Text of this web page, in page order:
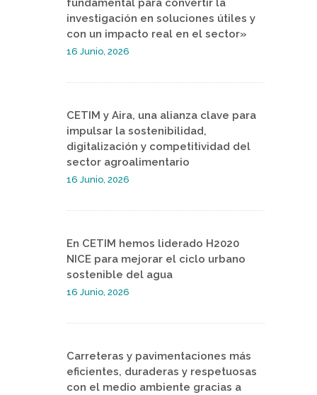
fundamental para convertir la
investigación en soluciones útiles y
con un impacto real en el sector»
16 Junio, 2026
CETIM y Aira, una alianza clave para
impulsar la sostenibilidad,
digitalización y competitividad del
sector agroalimentario
16 Junio, 2026
En CETIM hemos liderado H2020
NICE para mejorar el ciclo urbano
sostenible del agua
16 Junio, 2026
Carreteras y pavimentaciones más
eficientes, duraderas y respetuosas
con el medio ambiente gracias a